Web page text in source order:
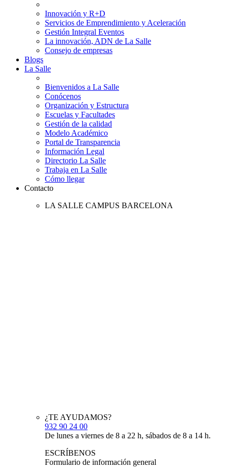
Innovación y R+D
Servicios de Emprendimiento y Aceleración
Gestión Integral Eventos
La innovación, ADN de La Salle
Consejo de empresas
Blogs
La Salle
Bienvenidos a La Salle
Conócenos
Organización y Estructura
Escuelas y Facultades
Gestión de la calidad
Modelo Académico
Portal de Transparencia
Información Legal
Directorio La Salle
Trabaja en La Salle
Cómo llegar
Contacto
LA SALLE CAMPUS BARCELONA
¿TE AYUDAMOS?
932 90 24 00
De lunes a viernes de 8 a 22 h, sábados de 8 a 14 h.
ESCRÍBENOS
Formulario de información general